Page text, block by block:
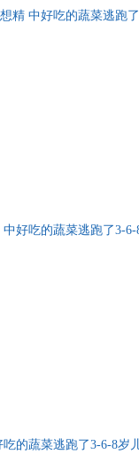
精 中好吃的蔬菜逃跑
好吃的蔬菜逃跑了3-
的蔬菜逃跑了3-6-8岁